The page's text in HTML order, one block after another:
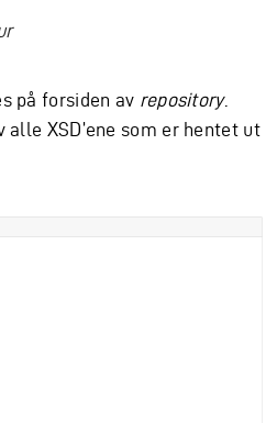
på forsiden av repository.
XSD’ene som er hentet ut